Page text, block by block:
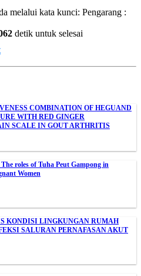
melalui kata kunci: Pengarang :
detik untuk selesai
COMBINATION OF HEGUAND
WITH RED GINGER
SCALE IN GOUT ARTHRITIS
roles of Tuha Peut Gampong in
Women
KONDISI LINGKUNGAN RUMAH
SALURAN PERNAFASAN AKUT